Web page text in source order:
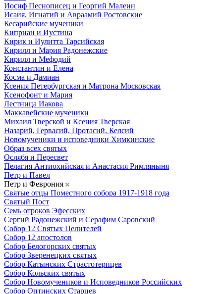
Иосиф Песнописец и Георгий Малеин
Исаия, Игнатий и Авраамий Ростовские
Кесарийские мученики
Киприан и Иустина
Кирик и Иулитта Тарсийская
Кирилл и Мария Радонежские
Кирилл и Мефодий
Константин и Елена
Косма и Дамиан
Ксения Петербургская и Матрона Московская
Ксенофонт и Мария
Лестница Иакова
Маккавейские мученики
Михаил Тверской и Ксения Тверская
Назарий, Гервасий, Протасий, Келсий
Новомученики и исповедники Химкинские
Образ всех святых
Ослябя и Пересвет
Пелагия Антиохийская и Анастасия Римляныня
Петр и Павел
Петр и Феврония
Святые отцы Поместного собора 1917-1918 года
Святый Пост
Семь отроков Эфесских
Сергий Радонежский и Серафим Саровский
Собор 12 Святых Целителей
Собор 12 апостолов
Собор Белогорских святых
Собор Зверенецких святых
Собор Катынских Страстотерпцев
Собор Кольских святых
Собор Новомучеников и Исповедников Российских
Собор Оптинских Старцев